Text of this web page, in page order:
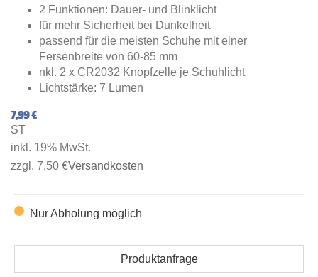
2 Funktionen: Dauer- und Blinklicht
für mehr Sicherheit bei Dunkelheit
passend für die meisten Schuhe mit einer
Fersenbreite von 60-85 mm
nkl. 2 x CR2032 Knopfzelle je Schuhlicht
Lichtstärke: 7 Lumen
7,99 €
ST
inkl. 19% MwSt.
zzgl. 7,50 €Versandkosten
Nur Abholung möglich
Produktanfrage